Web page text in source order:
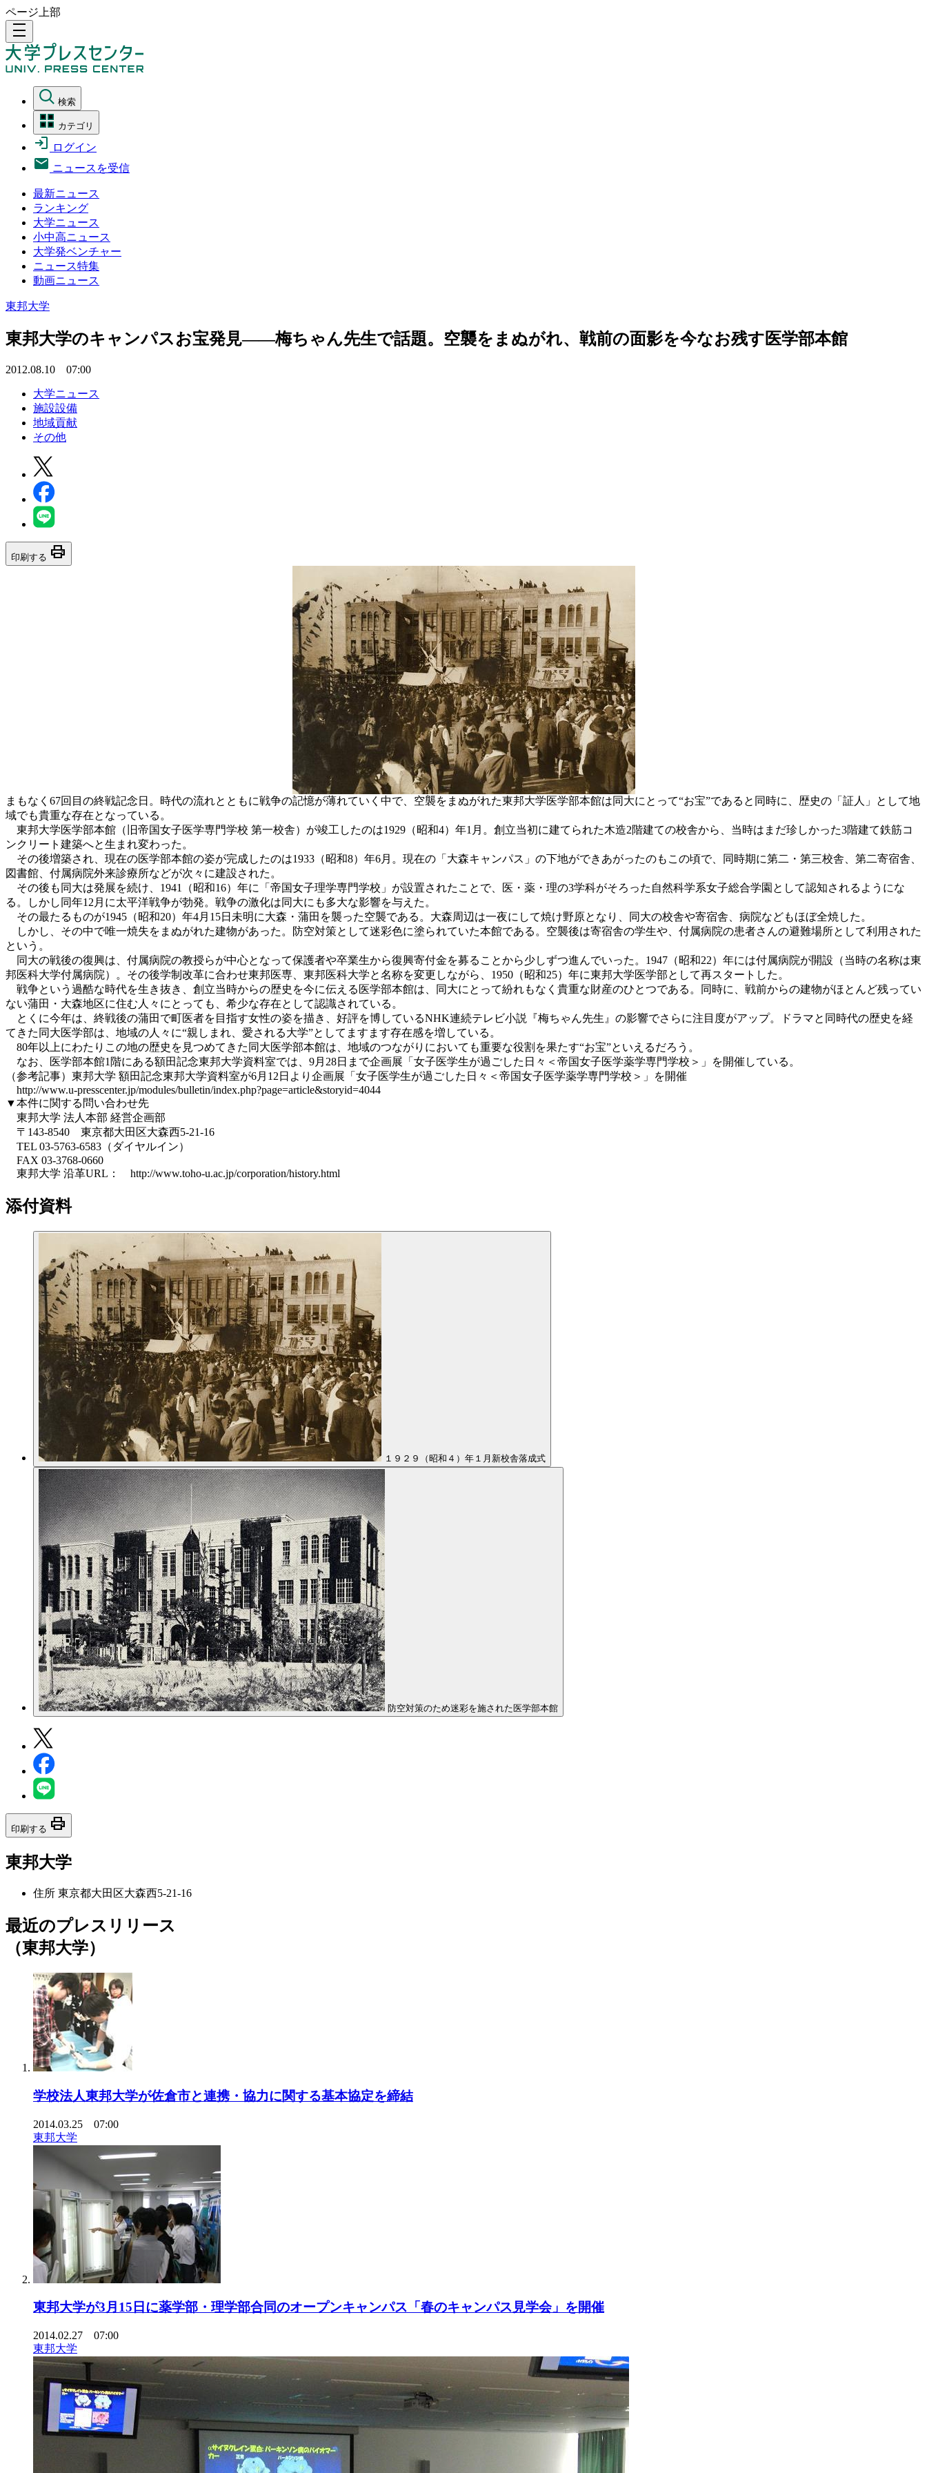
ページ上部
density_medium
検索
カテゴリ
ログイン
ニュースを受信
最新ニュース
ランキング
大学ニュース
小中高ニュース
大学発ベンチャー
ニュース特集
動画ニュース
東邦大学
東邦大学のキャンパスお宝発見――梅ちゃん先生で話題。空襲をまぬがれ、戦前の面影を今なお残す医学部本館
2012.08.10 07:00
大学ニュース
施設設備
地域貢献
その他
印刷する print
まもなく67回目の終戦記念日。時代の流れとともに戦争の記憶が薄れていく中で、空襲をまぬがれた東邦大学医学部本館は同大にとって“お宝”であると同時に、歴史の「証人」として地
域でも貴重な存在となっている。
東邦大学医学部本館（旧帝国女子医学専門学校 第一校舎）が竣工したのは1929（昭和4）年1月。創立当初に建てられた木造2階建ての校舎から、当時はまだ珍しかった3階建て鉄筋コ
ンクリート建築へと生まれ変わった。
その後増築され、現在の医学部本館の姿が完成したのは1933（昭和8）年6月。現在の「大森キャンパス」の下地ができあがったのもこの頃で、同時期に第二・第三校舎、第二寄宿舎、
図書館、付属病院外来診療所などが次々に建設された。
その後も同大は発展を続け、1941（昭和16）年に「帝国女子理学専門学校」が設置されたことで、医・薬・理の3学科がそろった自然科学系女子総合学園として認知されるようにな
る。しかし同年12月に太平洋戦争が勃発。戦争の激化は同大にも多大な影響を与えた。
その最たるものが1945（昭和20）年4月15日未明に大森・蒲田を襲った空襲である。大森周辺は一夜にして焼け野原となり、同大の校舎や寄宿舎、病院などもほぼ全焼した。
しかし、その中で唯一焼失をまぬがれた建物があった。防空対策として迷彩色に塗られていた本館である。空襲後は寄宿舎の学生や、付属病院の患者さんの避難場所として利用された
という。
同大の戦後の復興は、付属病院の教授らが中心となって保護者や卒業生から復興寄付金を募ることから少しずつ進んでいった。1947（昭和22）年には付属病院が開設（当時の名称は東
邦医科大学付属病院）。その後学制改革に合わせ東邦医専、東邦医科大学と名称を変更しながら、1950（昭和25）年に東邦大学医学部として再スタートした。
戦争という過酷な時代を生き抜き、創立当時からの歴史を今に伝える医学部本館は、同大にとって紛れもなく貴重な財産のひとつである。同時に、戦前からの建物がほとんど残ってい
ない蒲田・大森地区に住む人々にとっても、希少な存在として認識されている。
とくに今年は、終戦後の蒲田で町医者を目指す女性の姿を描き、好評を博しているNHK連続テレビ小説『梅ちゃん先生』の影響でさらに注目度がアップ。ドラマと同時代の歴史を経
てきた同大医学部は、地域の人々に“親しまれ、愛される大学”としてますます存在感を増している。
80年以上にわたりこの地の歴史を見つめてきた同大医学部本館は、地域のつながりにおいても重要な役割を果たす“お宝”といえるだろう。
なお、医学部本館1階にある額田記念東邦大学資料室では、9月28日まで企画展「女子医学生が過ごした日々＜帝国女子医学薬学専門学校＞」を開催している。
（参考記事）東邦大学 額田記念東邦大学資料室が6月12日より企画展「女子医学生が過ごした日々＜帝国女子医学薬学専門学校＞」を開催
http://www.u-presscenter.jp/modules/bulletin/index.php?page=article&storyid=4044
▼本件に関する問い合わせ先
東邦大学 法人本部 経営企画部
〒143-8540 東京都大田区大森西5-21-16
TEL 03-5763-6583（ダイヤルイン）
FAX 03-3768-0660
東邦大学 沿革URL： http://www.toho-u.ac.jp/corporation/history.html
添付資料
１９２９（昭和４）年１月新校舎落成式
防空対策のため迷彩を施された医学部本館
印刷する print
東邦大学
住所 東京都大田区大森西5-21-16
最近のプレスリリース
（東邦大学）
学校法人東邦大学が佐倉市と連携・協力に関する基本協定を締結
2014.03.25 07:00
東邦大学
東邦大学が3月15日に薬学部・理学部合同のオープンキャンパス「春のキャンパス見学会」を開催
2014.02.27 07:00
東邦大学